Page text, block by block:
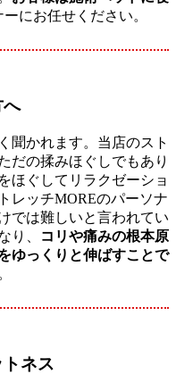
にお任せください。
へ
聞かれます。当店のスト
だの揉みほぐしでもあり
ほぐしてリラクゼーショ
レッチMOREのパーソナ
では難しいと言われてい
り、
コリや痛みの根本原
ゆっくりと伸ばすことで
ネス